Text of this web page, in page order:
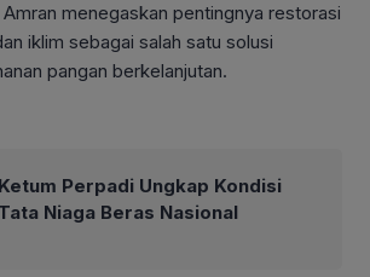
menegaskan pentingnya restorasi
iklim sebagai salah satu solusi
pangan berkelanjutan.
Ketum Perpadi Ungkap Kondisi
Tata Niaga Beras Nasional